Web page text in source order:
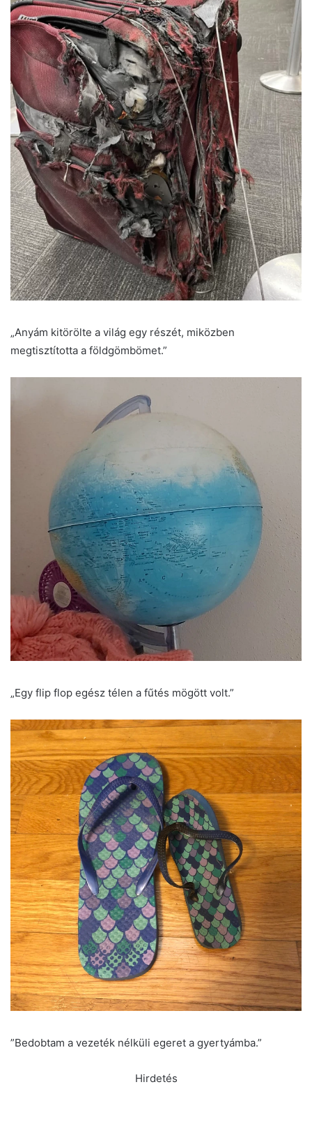
„Anyám kitörölte a világ egy részét, miközben
megtisztította a földgömbömet.”
„Egy flip flop egész télen a fűtés mögött volt.”
”Bedobtam a vezeték nélküli egeret a gyertyámba.”
Hirdetés